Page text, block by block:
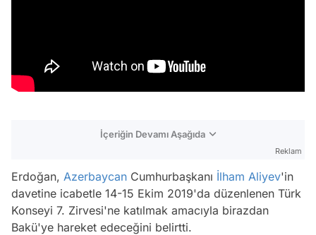
İçeriğin Devamı Aşağıda
Reklam
Erdoğan, Azerbaycan Cumhurbaşkanı İlham Aliyev'in
davetine icabetle 14-15 Ekim 2019'da düzenlenen Türk
Konseyi 7. Zirvesi'ne katılmak amacıyla birazdan
Bakü'ye hareket edeceğini belirtti.